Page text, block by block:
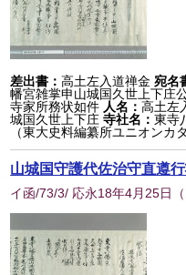
差出書：高土左入道禅金 宛名
幡宮雑掌申山城国久世上下庄
寺家所務状如件 人名：高土左
城国久世上下庄 寺社名：東寺
（東大史料編纂所ユニオンカ
山城国守護代佐治守直遵
イ函/73/3/ 応永18年4月25日 （